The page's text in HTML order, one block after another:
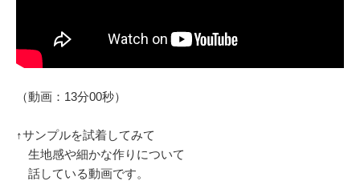
（動画：13分00秒）
↑サンプルを試着してみて
生地感や細かな作りについて
話している動画です。